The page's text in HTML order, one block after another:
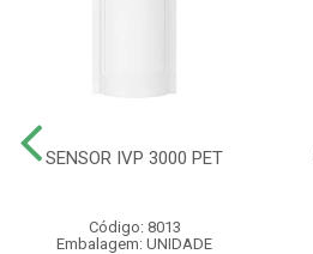
SENSOR IVP 3000 PET
Código: 8013
Embalagem: UNIDADE